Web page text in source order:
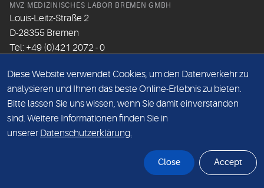
MVZ MEDIZINISCHES LABOR BREMEN GMBH
Louis-Leitz-Straße 2
D-28355 Bremen
Tel: +49 (0)421 2072 - 0
Email:info@mlhb.de
DATENSCHUTZ
IMPRESSUM
Diese Website verwendet Cookies, um den Datenverkehr zu
analysieren und Ihnen das beste Online-Erlebnis zu bieten.
Bitte lassen Sie uns wissen, wenn Sie damit einverstanden
sind. Weitere Informationen finden Sie in
unserer Datenschutzerklärung.
Close Accept